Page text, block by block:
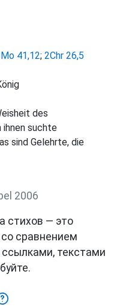
41,12; 2Chr 26,5
des
ihnen suchte
sind Gelehrte, die
2006
стихов — это
сравнением
текстами